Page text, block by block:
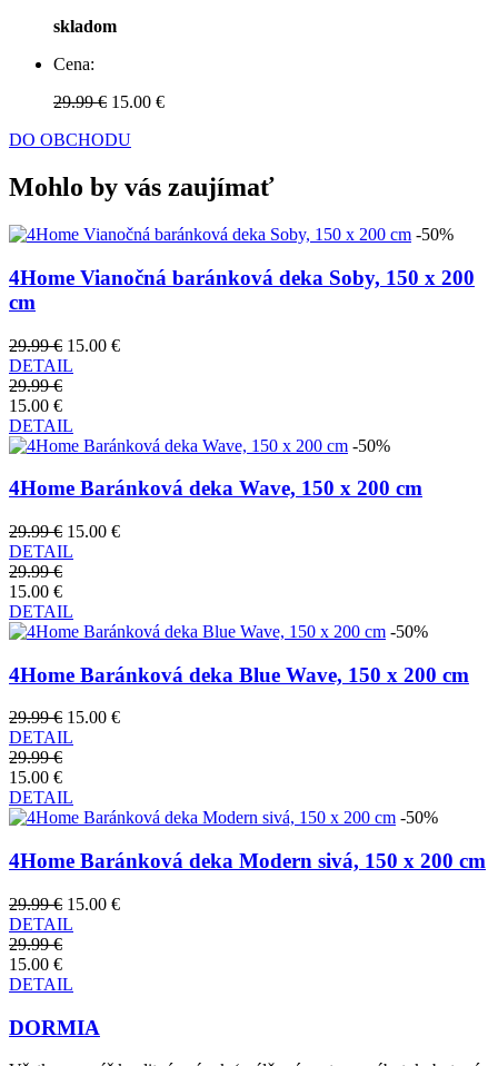
skladom
Cena:
29.99 € 15.00 €
DO OBCHODU
Mohlo by vás zaujímať
-50%
4Home Vianočná baránková deka Soby, 150 x 200
cm
29.99 € 15.00 €
DETAIL
29.99 €
15.00 €
DETAIL
-50%
4Home Baránková deka Wave, 150 x 200 cm
29.99 € 15.00 €
DETAIL
29.99 €
15.00 €
DETAIL
-50%
4Home Baránková deka Blue Wave, 150 x 200 cm
29.99 € 15.00 €
DETAIL
29.99 €
15.00 €
DETAIL
-50%
4Home Baránková deka Modern sivá, 150 x 200 cm
29.99 € 15.00 €
DETAIL
29.99 €
15.00 €
DETAIL
DORMIA